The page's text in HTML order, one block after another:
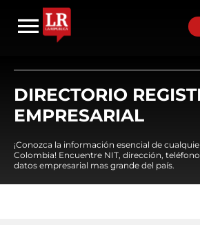
DIRECTORIO
EMPRESARIAL
¡Conozca la información esencial de
Colombia! Encuentre NIT, dirección,
datos empresarial mas grande del país.